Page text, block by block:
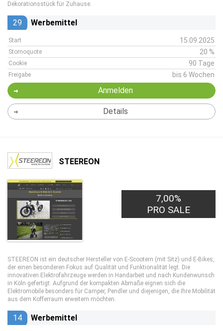
Dekorationsstück für Zuhause.
29 Werbemittel
Start 15.09.2025
Stornoquote 20 %
Cookie 90 Tage
Freigabe bis 6 Wochen
Anmelden
Details
STEEREON
7,00%
PRO SALE
STEEREON ist ein deutscher Hersteller von E-Scootern (mit Sitz) und E-Bikes,
der einen besonderen Fokus auf Qualität und Funktionalität legt. Die
innovativen Elektrofahrzeuge werden in Handarbeit und nach Kundenwunsch
in Köln gefertigt. Aufgrund der kompakten Abmaße eignen sich die
Elektromobile besonders für Camper, Pendler und diejenigen, die Ihre Mobilität
aus dem Kofferraum erweitern möchten.
14 Werbemittel